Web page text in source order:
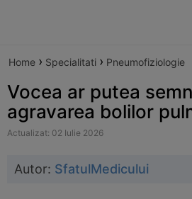
Home › Specialitati › Pneumofiziologie
Vocea ar putea
agravarea bolilor
Actualizat: 02 Iulie 2026
Autor: SfatulMedicului